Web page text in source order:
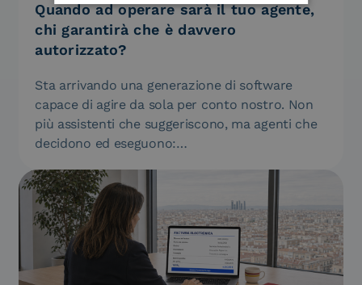
Quando ad operare sarà il tuo agente,
chi garantirà che è davvero
autorizzato?
Sta arrivando una generazione di software
capace di agire da sola per conto nostro. Non
più assistenti che suggeriscono, ma agenti che
decidono ed eseguono:…